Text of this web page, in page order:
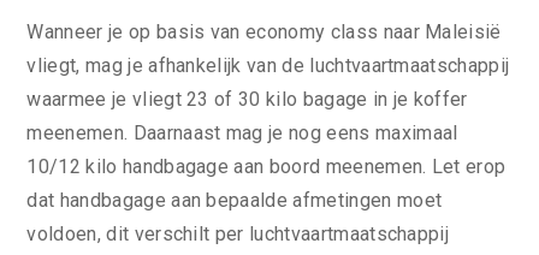
Wanneer je op basis van economy class naar Maleisië
vliegt, mag je afhankelijk van de luchtvaartmaatschappij
waarmee je vliegt 23 of 30 kilo bagage in je koffer
meenemen. Daarnaast mag je nog eens maximaal
10/12 kilo handbagage aan boord meenemen. Let erop
dat handbagage aan bepaalde afmetingen moet
voldoen, dit verschilt per luchtvaartmaatschappij